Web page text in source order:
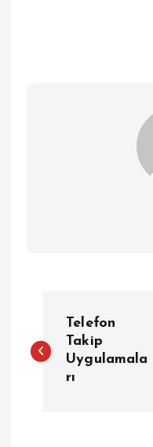
a
Telefon
Takip
Uygulamala
rı